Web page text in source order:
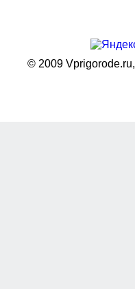
© 2009 Vprigorode.ru,